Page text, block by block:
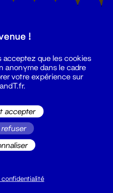
!
acceptez que les cookies
anonyme dans le cadre
votre expérience sur
accepter
refuser
confidentialité